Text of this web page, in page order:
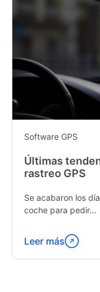
Software GPS
Últimas
rastreo GPS
Se acabaron los
coche para pedir...
Continúa
leyendo
Leer más